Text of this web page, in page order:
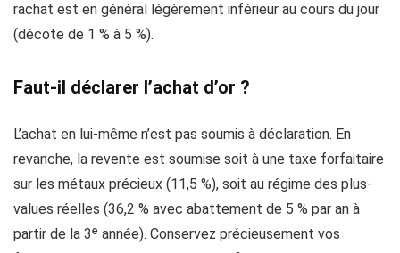
rachat est en général légèrement inférieur au cours du jour
(décote de 1 % à 5 %).
Faut-il déclarer l’achat d’or ?
L’achat en lui-même n’est pas soumis à déclaration. En
revanche, la revente est soumise soit à une taxe forfaitaire
sur les métaux précieux (11,5 %), soit au régime des plus-
values réelles (36,2 % avec abattement de 5 % par an à
partir de la 3ᵉ année). Conservez précieusement vos